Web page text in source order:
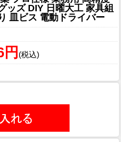
ッズ DIY 日曜大工 家具組
皿ビス 電動ドライバー
(税込)